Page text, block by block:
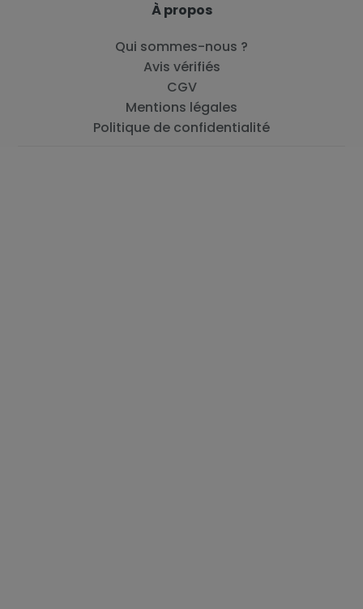
À propos
Qui sommes-nous ?
Avis vérifiés
CGV
Mentions légales
Politique de confidentialité